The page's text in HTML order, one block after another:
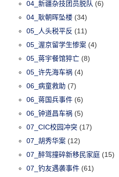
04_新疆杂技团员脱队 (6)
04_耿朝晖坠楼 (34)
05_人头税平反 (11)
05_渥京留学生惨案 (4)
05_蒋宇餐馆猝亡 (8)
05_许先海车祸 (4)
06_病童救助 (7)
06_蒋国兵事件 (6)
06_钟道昌车祸 (5)
07_CIC校园冲突 (17)
07_胡秀华案 (12)
07_醉驾撞碎新移民家庭 (15)
07_钓友遇袭事件 (61)